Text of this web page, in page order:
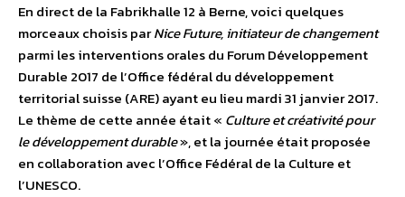
En direct de la Fabrikhalle 12 à Berne, voici quelques
morceaux choisis parNice Future, initiateur de changement
parmi les interventions orales du Forum Développement
Durable 2017 de l’Office fédéral du développement
territorial suisse (ARE) ayant eu lieu mardi 31 janvier 2017.
Le thème de cette année était « Culture et créativité pour
le développement durable», et la journée était proposée
en collaboration avec l’Office Fédéral de la Culture et
l’UNESCO.